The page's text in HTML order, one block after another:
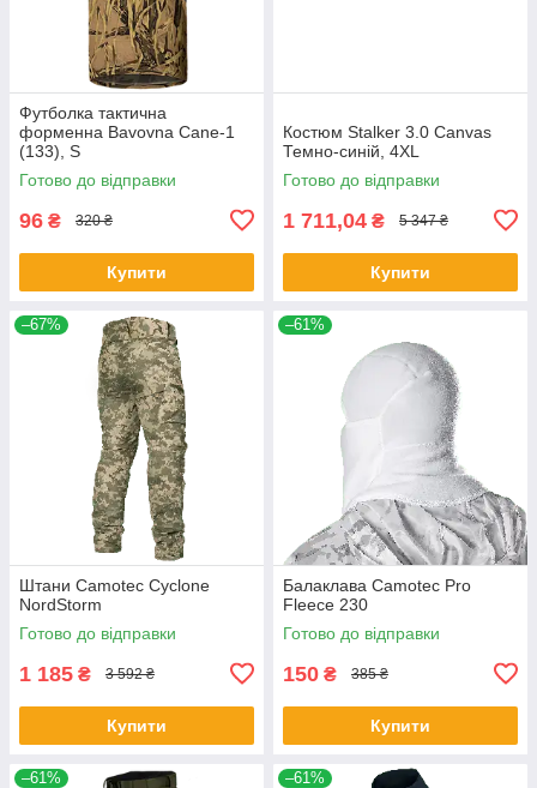
Футболка тактична
форменна Bavovna Cane-1
(133), S
Готово до відправки
96 ₴ 320 ₴
Купити
Костюм Stalker 3.0 Canvas
Темно-синій, 4XL
Готово до відправки
1 711,04 ₴ 5 347 ₴
Купити
–67%
Штани Camotec Cyclone
NordStorm
Готово до відправки
1 185 ₴ 3 592 ₴
Купити
–61%
Балаклава Camotec Pro
Fleece 230
Готово до відправки
150 ₴ 385 ₴
Купити
–61% –61%